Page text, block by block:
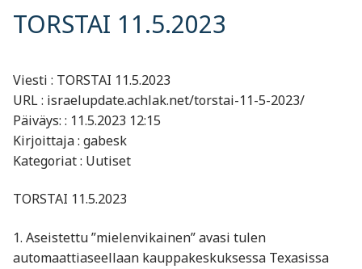
TORSTAI 11.5.2023
Viesti : TORSTAI 11.5.2023
URL : israelupdate.achlak.net/torstai-11-5-2023/
Päiväys: : 11.5.2023 12:15
Kirjoittaja : gabesk
Kategoriat : Uutiset
TORSTAI 11.5.2023
1. Aseistettu ”mielenvikainen” avasi tulen
automaattiaseellaan kauppakeskuksessa Texasissa